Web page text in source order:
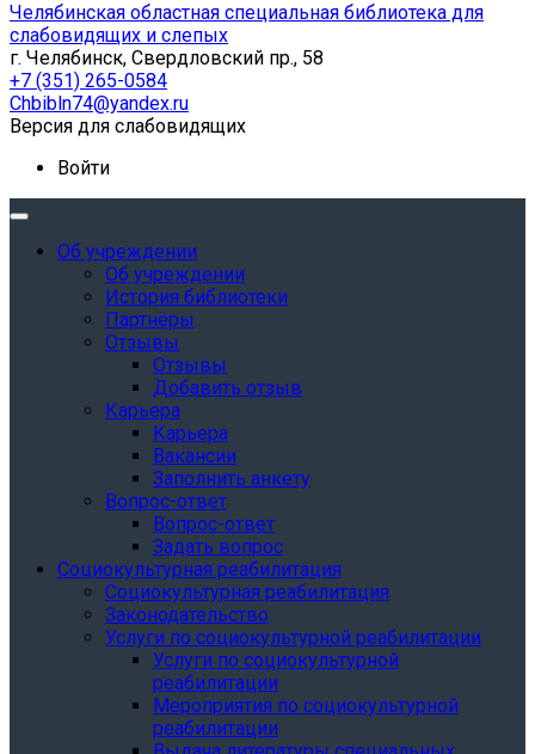
Челябинская областная специальная библиотека для
слабовидящих и слепых
г. Челябинск, Свердловский пр., 58
+7 (351) 265-0584
Chbibln74@yandex.ru
Версия для слабовидящих
Войти
Об учреждении
Об учреждении
История библиотеки
Партнёры
Отзывы
Отзывы
Добавить отзыв
Карьера
Карьера
Вакансии
Заполнить анкету
Вопрос-ответ
Вопрос-ответ
Задать вопрос
Социокультурная реабилитация
Социокультурная реабилитация
Законодательство
Услуги по социокультурной реабилитации
Услуги по социокультурной
реабилитации
Мероприятия по социокультурной
реабилитации